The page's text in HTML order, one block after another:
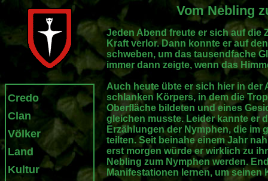
Credo
Clan
Völker
Land
Kultur
Vom Nebling
Jeden Abend freute er sich auf die
Kraft verlor. Dann konnte er auf
schweben, um das tausendfache
immer dann zeigte, wenn das
Auch heute übte er sich hier in der
schlanken Körpers, in dem die
Oberfläche bildeten und eines
gleichen musste. Leider kannte er
Erzählungen der Nymphen, die im
teilten. Seit beinahe einem Jahr
erst morgen würde er wirklich zu
Nebling zum Nymphen werden.
Manifestationen lernen, um